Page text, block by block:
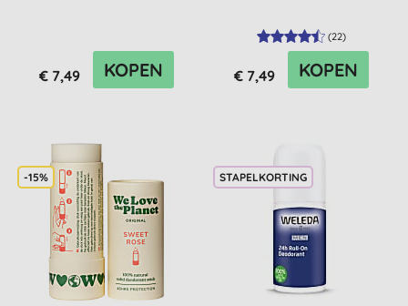
€ 7,49 KOPEN
(22)
€ 7,49 KOPEN
-15% STAPELKORTING